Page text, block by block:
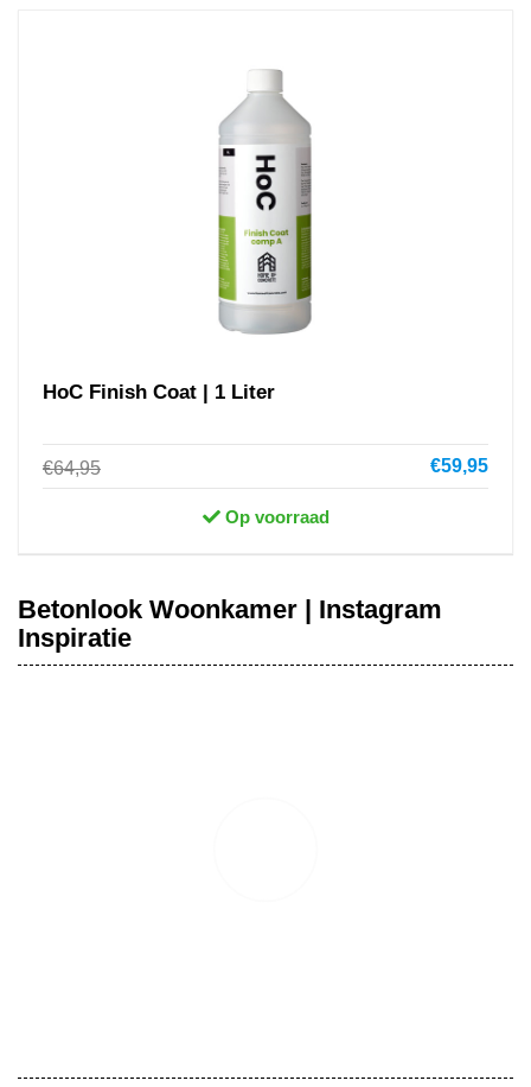
HoC Finish Coat | 1 Liter
€64,95 €59,95
Op voorraad
Betonlook Woonkamer | Instagram
Inspiratie